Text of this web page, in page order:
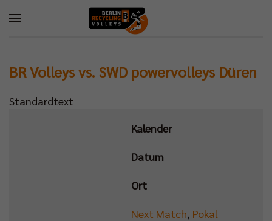
BR Volleys vs. SWD powervolleys Düren
Standardtext
Kalender
Datum
Ort
Next Match, Pokal